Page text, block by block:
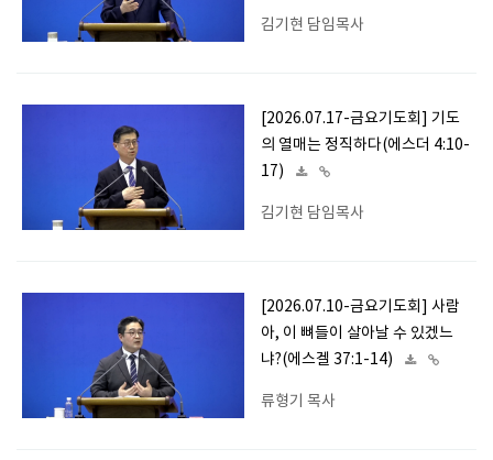
김기현 담임목사
[2026.07.17-금요기도회] 기도
의 열매는 정직하다(에스더 4:10-
17)
김기현 담임목사
[2026.07.10-금요기도회] 사람
아, 이 뼈들이 살아날 수 있겠느
냐?(에스겔 37:1-14)
류형기 목사